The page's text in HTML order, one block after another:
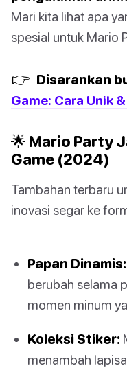
Mari kita lihat apa
spesial untuk Mario
👉 Disarankan
Game: Cara Unik
🌟 Mario Party
Game (2024)
Tambahan terbaru
inovasi segar ke
Papan Dinamis:
berubah selama
momen minum
Koleksi Stiker:
menambah